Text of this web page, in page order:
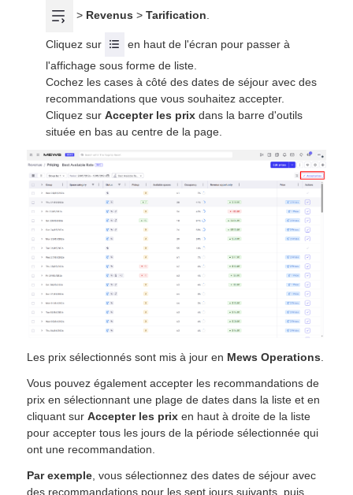
> Revenus >Tarification
Cliquez sur
en haut de l'écran pour passer à
l'affichage sous forme de liste.
Cochez les cases à côté des dates de séjour avec des
recommandations que vous souhaitez accepter.
Cliquez surAccepter les prix dans la barre d'outils
située en bas au centre de la page.
Les prix sélectionnés sont mis à jour en Mews Operations.
Vous pouvez également accepter les recommandations de
prix en sélectionnant une plage de dates dans la liste et en
cliquant surAccepter les prix en haut à droite de la liste
pour accepter tous les jours de la période sélectionnée qui
ont une recommandation.
Par exemple, vous sélectionnez des dates de séjour avec
des recommandations pour les sept jours suivants, puis